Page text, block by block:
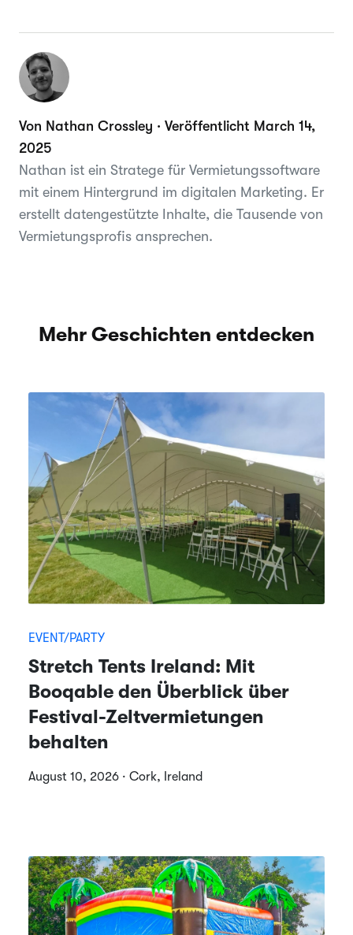
Von Nathan Crossley · Veröffentlicht March 14,
2025
Nathan ist ein Stratege für Vermietungssoftware
mit einem Hintergrund im digitalen Marketing. Er
erstellt datengestützte Inhalte, die Tausende von
Vermietungsprofis ansprechen.
Mehr Geschichten entdecken
EVENT/PARTY
Stretch Tents Ireland: Mit
Booqable den Überblick über
Festival-Zeltvermietungen
behalten
August 10, 2026 · Cork, Ireland